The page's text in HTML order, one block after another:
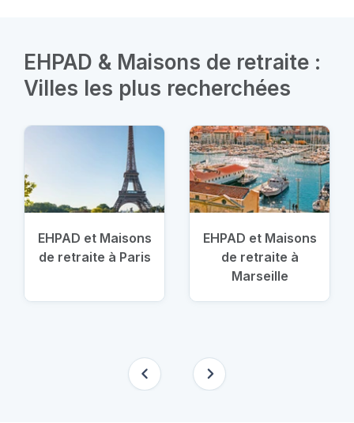
EHPAD & Maisons de retraite :
Villes les plus recherchées
EHPAD et Maisons
de retraite à Paris
EHPAD et Maisons
de retraite à
Marseille